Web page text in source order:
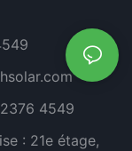
4549
: 21e étage,